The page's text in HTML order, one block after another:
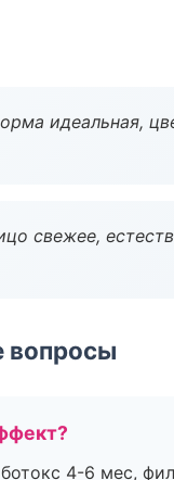
идеальная,
свежее,
вопросы
4-6 мес,